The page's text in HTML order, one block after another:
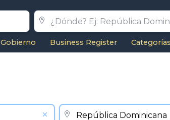
Gobierno Business Register